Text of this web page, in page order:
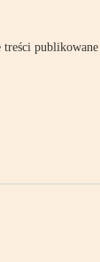
treści publikowane